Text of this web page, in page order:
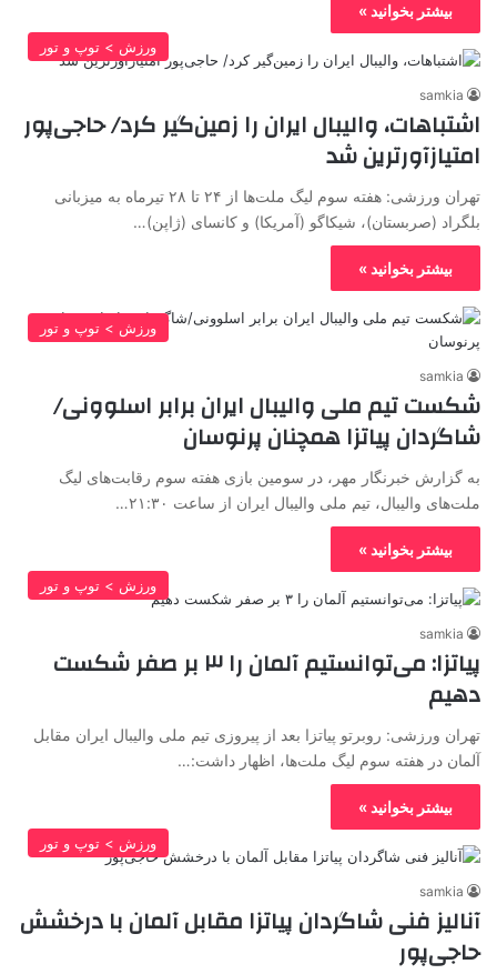
بیشتر بخوانید »
ورزش > توپ و تور
samkia
اشتباهات، والیبال ایران را زمین‌گیر کرد/ حاجی‌پور
امتیازآورترین شد
تهران ورزشی: هفته سوم لیگ ملت‌ها از ۲۴ تا ۲۸ تیرماه به میزبانی
بلگراد (صربستان)، شیکاگو (آمریکا) و کانسای (ژاپن)…
بیشتر بخوانید »
ورزش > توپ و تور
samkia
شکست تیم ملی والیبال ایران برابر اسلوونی/
شاگردان پیاتزا همچنان پرنوسان
به گزارش خبرنگار مهر، در سومین بازی هفته سوم رقابت‌های لیگ
ملت‌های والیبال، تیم ملی والیبال ایران از ساعت ۲۱:۳۰…
بیشتر بخوانید »
ورزش > توپ و تور
samkia
پیاتزا: می‌توانستیم آلمان را ۳ بر صفر شکست
دهیم
تهران ورزشی: روبرتو پیاتزا بعد از پیروزی تیم ملی والیبال ایران مقابل
آلمان در هفته سوم لیگ ملت‌ها، اظهار داشت:…
بیشتر بخوانید »
ورزش > توپ و تور
samkia
آنالیز فنی شاگردان پیاتزا مقابل آلمان با درخشش
حاجی‌پور